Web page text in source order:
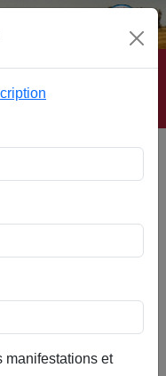
Editeurs | Rubriques |
| Contact
manifestations et